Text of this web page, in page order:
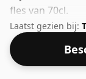
fles van 70cl.
Laatst gezien bij: